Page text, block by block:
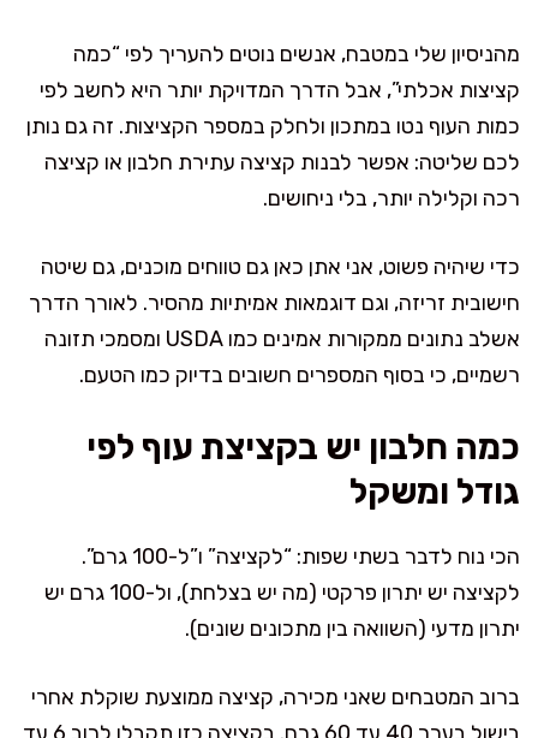
מהניסיון שלי במטבח, אנשים נוטים להעריך לפי “כמה
קציצות אכלתי”, אבל הדרך המדויקת יותר היא לחשב לפי
כמות העוף נטו במתכון ולחלק במספר הקציצות. זה גם נותן
לכם שליטה: אפשר לבנות קציצה עתירת חלבון או קציצה
רכה וקלילה יותר, בלי ניחושים.
כדי שיהיה פשוט, אני אתן כאן גם טווחים מוכנים, גם שיטה
חישובית זריזה, וגם דוגמאות אמיתיות מהסיר. לאורך הדרך
אשלב נתונים ממקורות אמינים כמו USDA ומסמכי תזונה
רשמיים, כי בסוף המספרים חשובים בדיוק כמו הטעם.
כמה חלבון יש בקציצת עוף לפי
גודל ומשקל
הכי נוח לדבר בשתי שפות: “לקציצה” ו”ל-100 גרם”.
לקציצה יש יתרון פרקטי (מה יש בצלחת), ול-100 גרם יש
יתרון מדעי (השוואה בין מתכונים שונים).
ברוב המטבחים שאני מכירה, קציצה ממוצעת שוקלת אחרי